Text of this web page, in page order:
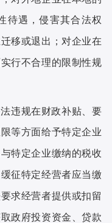
待遇，侵害其合法权
移或退出；对企业在
行不合理的限制性规
违规在财政补贴、要
等方面给予特定企业
特定企业缴纳的税收
征特定经营者应当缴
求经营者提供或扣留
政府投资资金、贷款